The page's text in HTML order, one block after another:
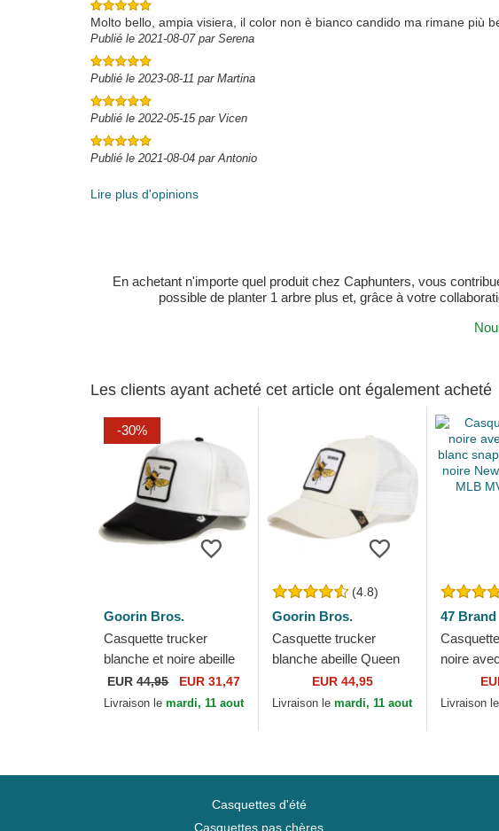
Molto bello, ampia visiera, il color non è bianco candido ma rimane più
Publié le 2021-08-07 par Serena
Publié le 2023-08-11 par Martina
Publié le 2022-05-15 par Vicen
Publié le 2021-08-04 par Antonio
Lire plus d'opinions
En achetant n'importe quel produit chez Caphunters, vous
possible de planter 1 arbre plus et, grâce à votre
Les clients ayant acheté cet article ont également acheté
-30%
Goorin Bros.
Casquette trucker
blanche et noire abeille
Queen Microsuede Bee
The Farm Goorin Bros.
EUR44,95 EUR 31,47
Livraison lemardi, 11 aout
(4.8)
Goorin Bros.
Casquette trucker
blanche abeille Queen
Bee Goorin Bros.
EUR 44,95
Livraison lemardi, 11 aout
47 Brand
noire
blanc
logo noire
Livraison
Casquettes d'été
Casquettes pas chères